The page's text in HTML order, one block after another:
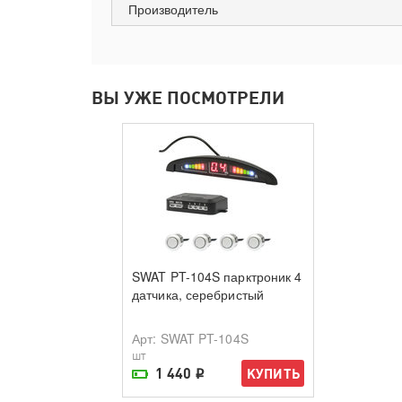
Производитель
ВЫ УЖЕ ПОСМОТРЕЛИ
На складе поставщика
SWAT PT-104S парктроник 4
датчика, серебристый
Арт: SWAT PT-104S
шт
1 440 i КУПИТЬ